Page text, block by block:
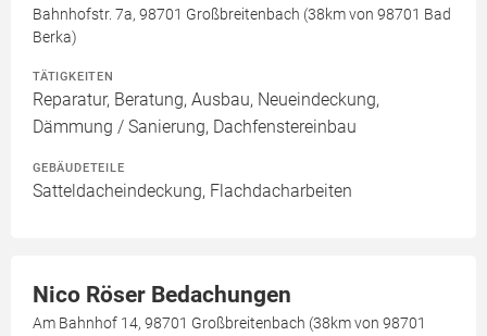
Bahnhofstr. 7a, 98701 Großbreitenbach (38km von 98701 Bad
Berka)
TÄTIGKEITEN
Reparatur, Beratung, Ausbau, Neueindeckung,
Dämmung / Sanierung, Dachfenstereinbau
GEBÄUDETEILE
Satteldacheindeckung, Flachdacharbeiten
Nico Röser Bedachungen
Am Bahnhof 14, 98701 Großbreitenbach (38km von 98701